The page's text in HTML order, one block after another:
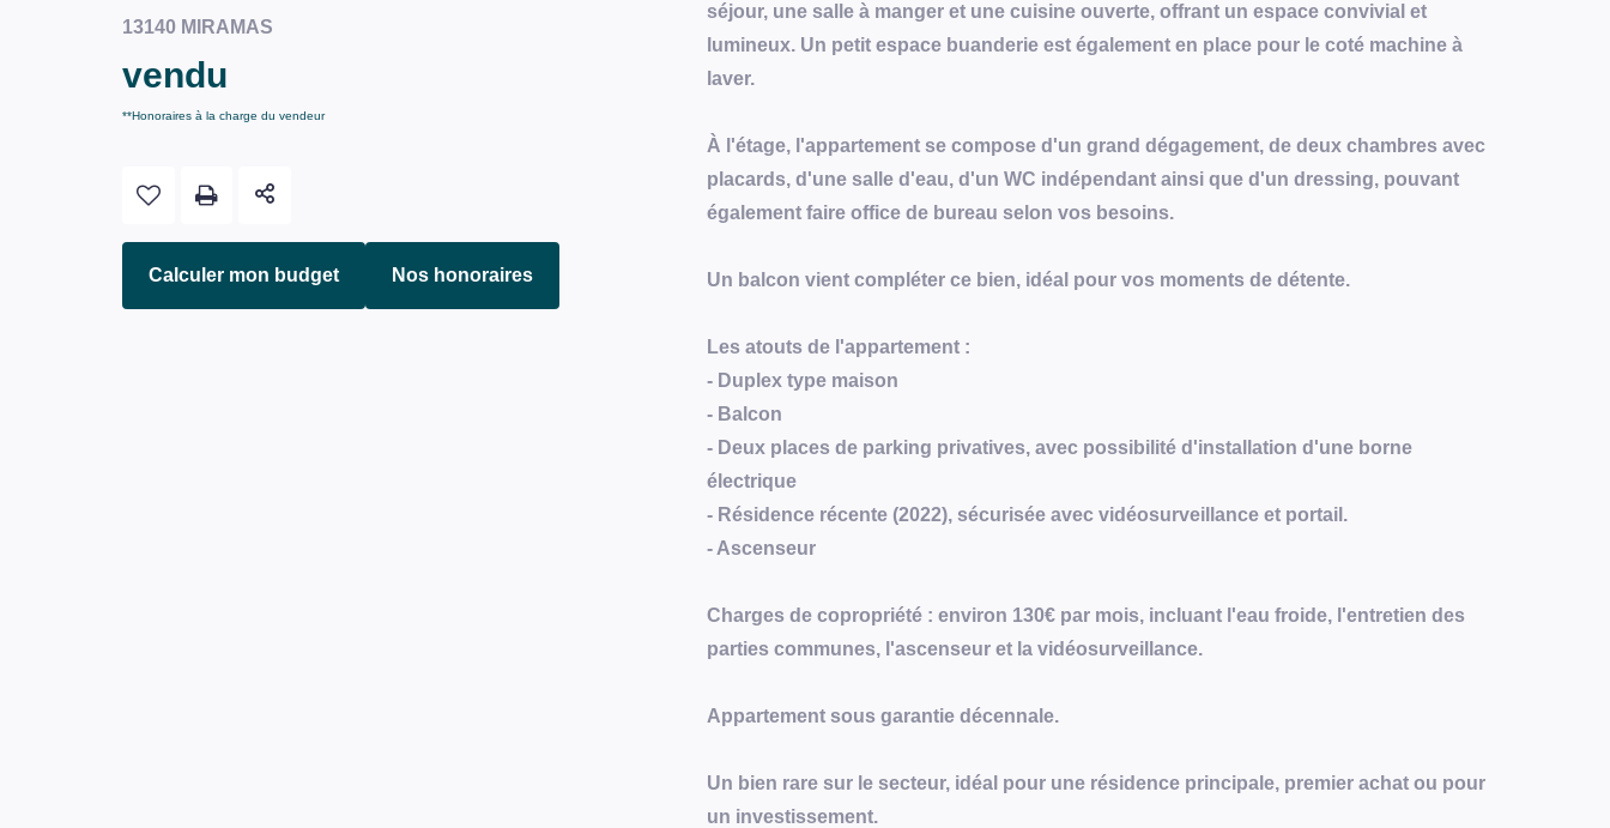
13140 MIRAMAS
vendu
**Honoraires à la charge du vendeur
Calculer mon budget Nos honoraires
séjour, une salle à manger et une cuisine ouverte, offrant un espace convivial et
lumineux. Un petit espace buanderie est également en place pour le coté machine à
laver.
À l'étage, l'appartement se compose d'un grand dégagement, de deux chambres avec
placards, d'une salle d'eau, d'un WC indépendant ainsi que d'un dressing, pouvant
également faire office de bureau selon vos besoins.
Un balcon vient compléter ce bien, idéal pour vos moments de détente.
Les atouts de l'appartement :
- Duplex type maison
- Balcon
- Deux places de parking privatives, avec possibilité d'installation d'une borne
électrique
- Résidence récente (2022), sécurisée avec vidéosurveillance et portail.
- Ascenseur
Charges de copropriété : environ 130€ par mois, incluant l'eau froide, l'entretien des
parties communes, l'ascenseur et la vidéosurveillance.
Appartement sous garantie décennale.
Un bien rare sur le secteur, idéal pour une résidence principale, premier achat ou pour
un investissement.